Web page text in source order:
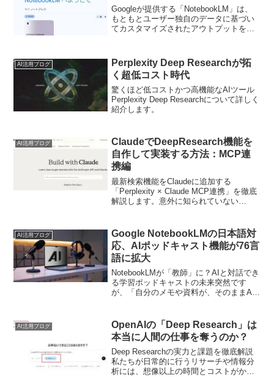
Googleが提供する「NotebookLM」は、
もともとユーザー独自のデータに基づい
てカスタマイズされたアウトプットを生
さらにその実力を大幅に強化しました。
「NotebookLM」の最新機能と活用方法を
徹底的に解説します。
AI活用ブログ
Perplexity Deep Researchが拓
く超低コスト時代
驚くほど低コストかつ高機能なAIツール
Perplexity Deep Researchについて詳しく
紹介します。
AI活用ブログ
ClaudeでDeepResearch機能を
自作して実装する方法：MCP連
携編
最新検索機能をClaudeに追加する
「Perplexity × Claude MCP連携」を徹底
解説します。意外に知られていない
ンエラーにも具体的な対処法を解説して
いくので、ぜひ最後までご覧ください。
AI活用ブログ
Google NotebookLMの日本語対
応、AIポッドキャスト機能が76言
語に拡大
NotebookLMが「教師」に？AIと対話でき
る学習ポッドキャストの未来突然です
が、「自分のメモや資料が、そのままAI
NotebookLMは、まさにそれを実現する...
AI活用ブログ
OpenAIの「Deep Research」は
本当に人間の仕事を奪うのか？
Deep Researchの実力と課題を徹底解説
私たちが日常的に行うリサーチや情報分
析には、想像以上の時間とコストがかか